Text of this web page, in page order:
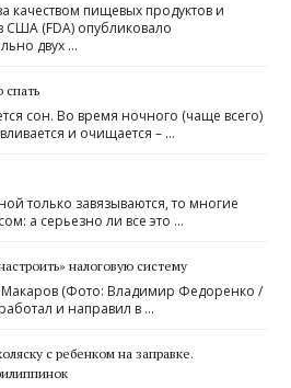
качеством пищевых продуктов и
США (FDA) опубликовало
двух …
спать
сон. Во время ночного (чаще всего)
и очищается – …
только завязываются, то многие
а серьезно ли все это …
налоговую систему
(Фото: Владимир Федоренко /
и направил в …
с ребенком на заправке.